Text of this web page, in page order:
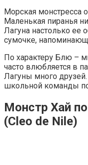
Морская монстресса
Маленькая пиранья
Лагуна настолько ее
сумочке,
По характеру Блю –
часто влюбляется в
Лагуны много
школьной команды
Монстр Хай
(Cleo de Nile)